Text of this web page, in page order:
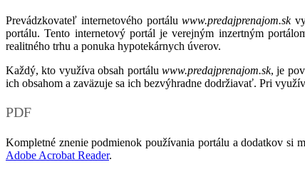
Prevádzkovateľ internetového portáluwww.predajprenajom.sk
portálu. Tento internetový portál je verejným inzertným
realitného trhu a ponuka hypotekárnych úverov.
Každý, kto využíva obsah portálu www.predajprenajom.sk, je
ich obsahom a zaväzuje sa ich bezvýhradne dodržiavať. Pri
PDF
Kompletné znenie podmienok používania portálu a dodatkov si
Adobe Acrobat Reader.